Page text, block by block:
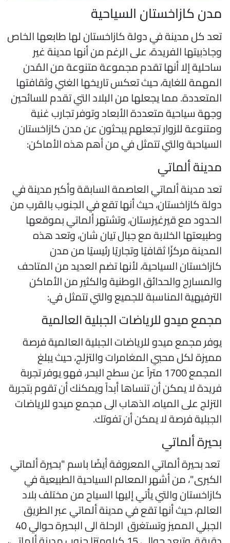
كازاخستان السياحية
كل مدينة في دولة كازاخستان لها طابعها الخاص
الفريدة، على الرغم من أنها مدينة غير
إلا أنها تقدم مجموعة متنوعة من المُدن
للغاية، حيث تعكس تاريخها الغني وثقافتها
مما يجعلها من البلاد التي تقدم للسائحين
سياحية متعددة الأبعاد وتوفر تجارب غنية
للزوار تجعلهم يبحثون عن مدن كازاخستان
والتي تتمثل في من أهم هذه الأماكن:
ألماتي
مدينة ألماتي العاصمة السابقة وأكبر مدينة في
كازاخستان، حيث أنها تقع في الجنوب بالقرب من
مع قيرغيزستان، وتشتهر ألماتي بموقعها
الخلابة مع جبال تيان شان، وتعد هذه
مركزًا ثقافيًا وتجاريًا رئيسيًا من مدن
السياحية، لأنها تضم العديد من المتاحف
والحدائق الوطنية والكثير من الأماكن
المناسبة للجميع والتي تتمثل في:
ميدو للرياضات الجبلية العالمية
مجمع ميدو للرياضات الجبلية العالمية فرصة
لكل محبي المغامرات والتزلج، حيث يبلغ
المجمع 1700 متراً عن سطح البحر، فهو يوفر تجربة
لا يمكن أن تنساها أبداً ويمكنك أن تقوم بتجربة
على المياه، الذهاب الى مجمع ميدو للرياضات
فرصة لا يمكن أن تفوتك.
ألماتي
بحيرة ألماتي المعروفة أيضًا باسم "بحيرة ألماتي
من أشهر المعالم السياحية الطبيعية في
والتي يأتي إليها السياح من مختلف بلاد
حيث أنها تقع في مدينة ألماتي عبر الطريق
الجبلي المميز وتستغرق الرحلة الى البحيرة حوالي 40